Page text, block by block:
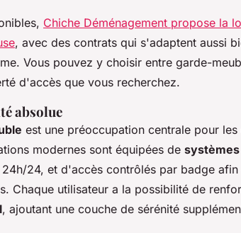
Chiche Déménagement propose la
, avec des contrats qui s'adaptent aussi
Vous pouvez y choisir entre garde-
d'accès que vous recherchez.
absolue
est une préoccupation centrale pour
modernes sont équipées de
24h/24, et d'accès contrôlés par badge afin
Chaque utilisateur a la possibilité de
, ajoutant une couche de sérénité